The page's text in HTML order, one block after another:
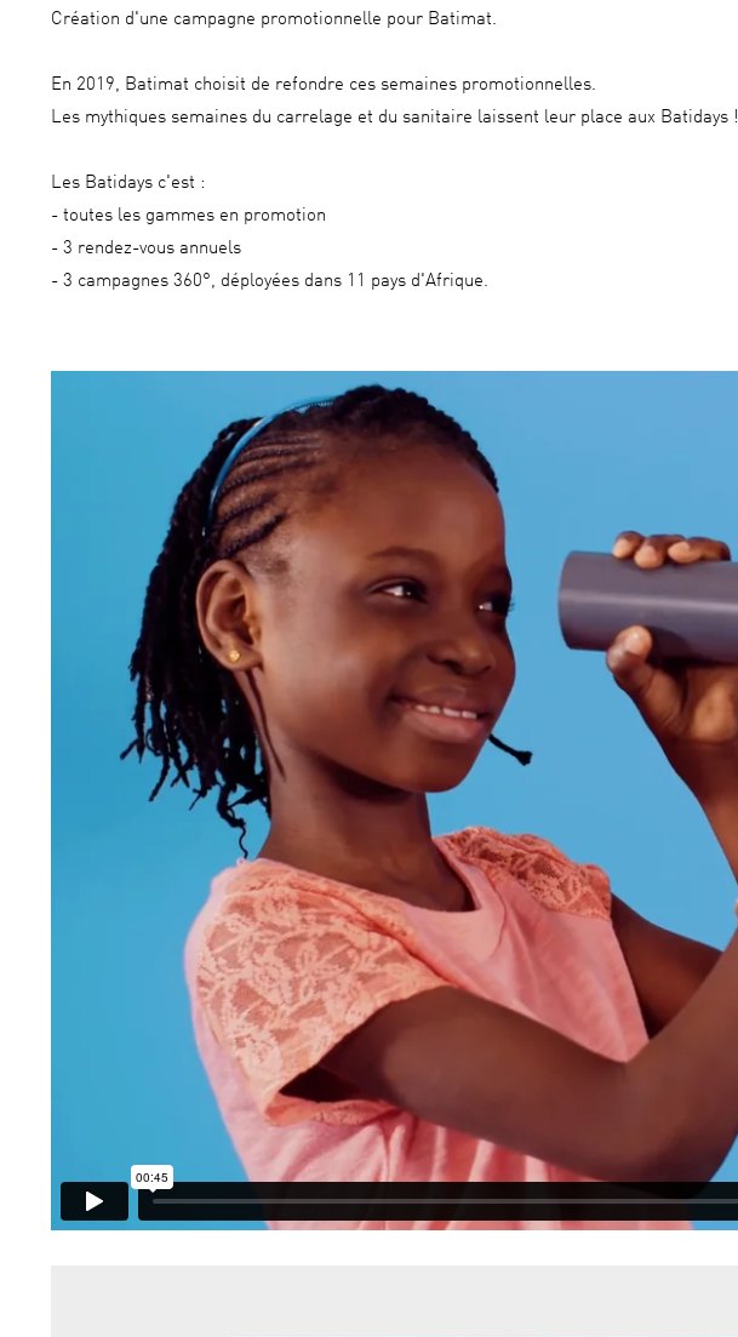
Création d'une campagne promotionnelle pour Batimat.
En 2019, Batimat choisit de refondre ces semaines promotionnelles.
Les mythiques semaines du carrelage et du sanitaire laissent leur place aux Batidays !
Les Batidays c'est :
- toutes les gammes en promotion
- 3 rendez-vous annuels
- 3 campagnes 360°, déployées dans 11 pays d'Afrique.